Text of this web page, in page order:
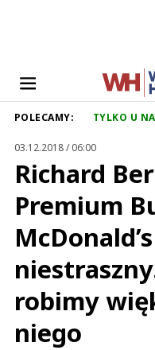
POLECAMY: TYLKO U
03.12.2018 / 06:00
Richard
Premium
robimy
niego